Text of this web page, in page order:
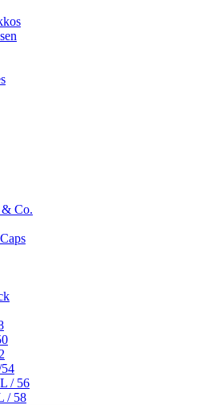
Co.
/ 56
/ 58